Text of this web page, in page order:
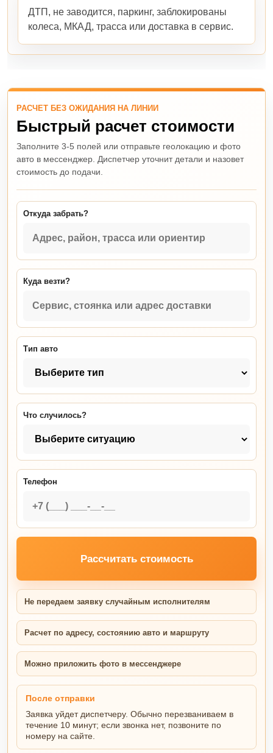
ДТП, не заводится, паркинг, заблокированы
колеса, МКАД, трасса или доставка в сервис.
РАСЧЕТ БЕЗ ОЖИДАНИЯ НА ЛИНИИ
Быстрый расчет стоимости
Заполните 3-5 полей или отправьте геолокацию и фото
авто в мессенджер. Диспетчер уточнит детали и назовет
стоимость до подачи.
Откуда забрать?
Куда везти?
Тип авто
Что случилось?
Телефон
Рассчитать стоимость
Не передаем заявку случайным исполнителям
Расчет по адресу, состоянию авто и маршруту
Можно приложить фото в мессенджере
После отправки
Заявка уйдет диспетчеру. Обычно перезваниваем в
течение 10 минут; если звонка нет, позвоните по
номеру на сайте.